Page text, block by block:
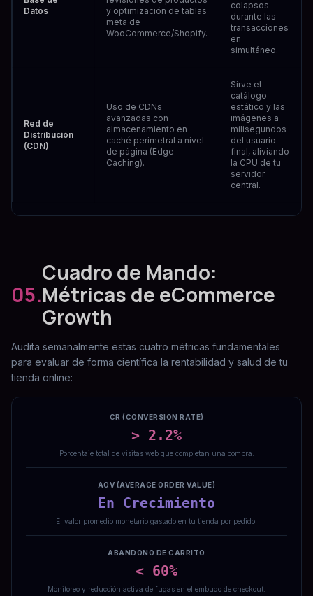
Datos
y optimización de tablas
meta de
WooCommerce/Shopify.
colapsos
durante las
transacciones
en
simultáneo.
Red de
Distribución
(CDN)
Uso de CDNs
avanzadas con
almacenamiento en
caché perimetral a nivel
de página (Edge
Caching).
Sirve el
catálogo
estático y las
imágenes a
milisegundos
del usuario
final, aliviando
la CPU de tu
servidor
central.
05.
Cuadro de Mando:
Métricas de eCommerce
Growth
Audita semanalmente estas cuatro métricas fundamentales
para evaluar de forma científica la rentabilidad y salud de tu
tienda online:
CR (CONVERSION RATE)
> 2.2%
Porcentaje total de visitas web que completan una compra.
AOV (AVERAGE ORDER VALUE)
En Crecimiento
El valor promedio monetario gastado en tu tienda por pedido.
ABANDONO DE CARRITO
< 60%
Monitoreo y reducción activa de fugas en el embudo de checkout.